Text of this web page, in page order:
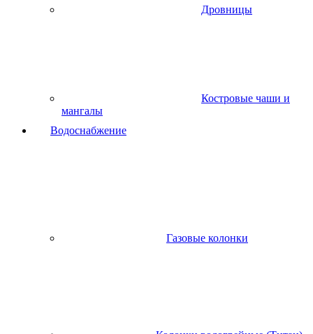
Дровницы
Костровые чаши и
мангалы
Водоснабжение
Газовые колонки